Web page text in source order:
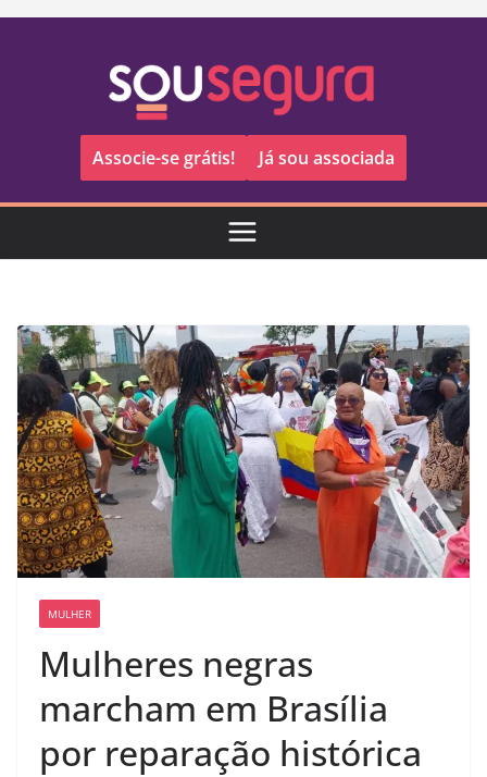
Pular
Associe-se grátis! Já sou associada
MULHER
Mulheres negras
marcham em Brasília
por reparação histórica